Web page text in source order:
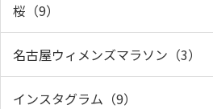
桜（9）
名古屋ウィメンズマラソン（3）
インスタグラム（9）